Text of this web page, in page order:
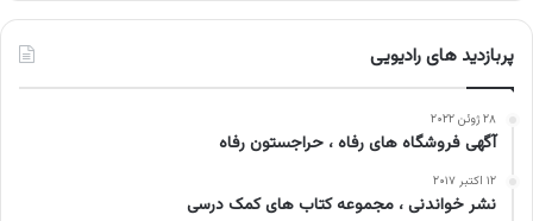
پربازدید های رادیویی
۲۸ ژوئن ۲۰۲۲
آگهی فروشگاه های رفاه ، حراجستون رفاه
۱۲ اکتبر ۲۰۱۷
نشر خواندنی ، مجموعه کتاب های کمک درسی